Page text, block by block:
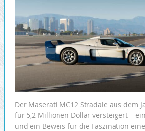
Der Maserati MC12 Stradale aus dem
für 5,2 Millionen Dollar versteigert –
und ein Beweis für die Faszination